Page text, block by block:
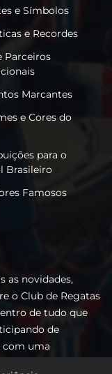
e Símbolos
e Recordes
Parceiros
Marcantes
e Cores do
para o
Brasileiro
Famosos
as novidades,
o Club de Regatas
de tudo que
de
com uma